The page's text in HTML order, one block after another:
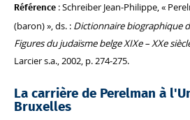
Référence : Schreiber Jean-Philippe, «
(baron) », ds. : Dictionnaire biographique
Figures du judaïsme belge XIXe – XXe
Larcier s.a., 2002, p. 274-275.
La carrière de Perelman à
Bruxelles